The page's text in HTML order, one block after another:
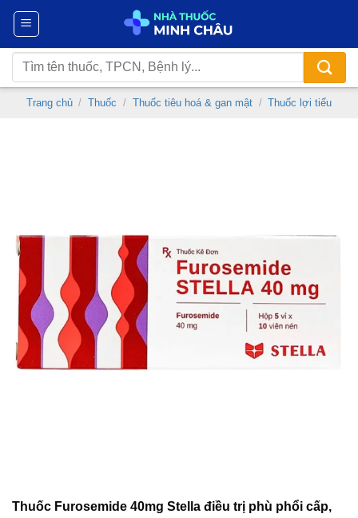
Chuyển
nội
dung
Tìm
kiếm:
Trang chủ / Thuốc / Thuốc tiêu hoá & gan mật / Thuốc lợi tiểu
Thuốc Furosemide 40mg Stella điều trị phù phổi cấp,